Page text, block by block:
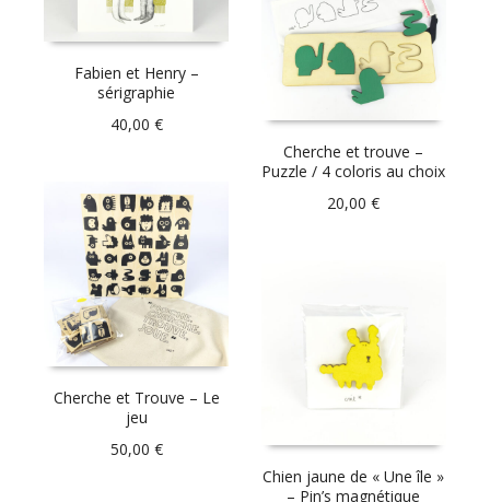
Fabien et Henry –
sérigraphie
40,00 €
Cherche et trouve –
Puzzle / 4 coloris au choix
20,00€
Cherche et Trouve – Le
jeu
50,00 €
Chien jaune de « Une île »
– Pin’s magnétique